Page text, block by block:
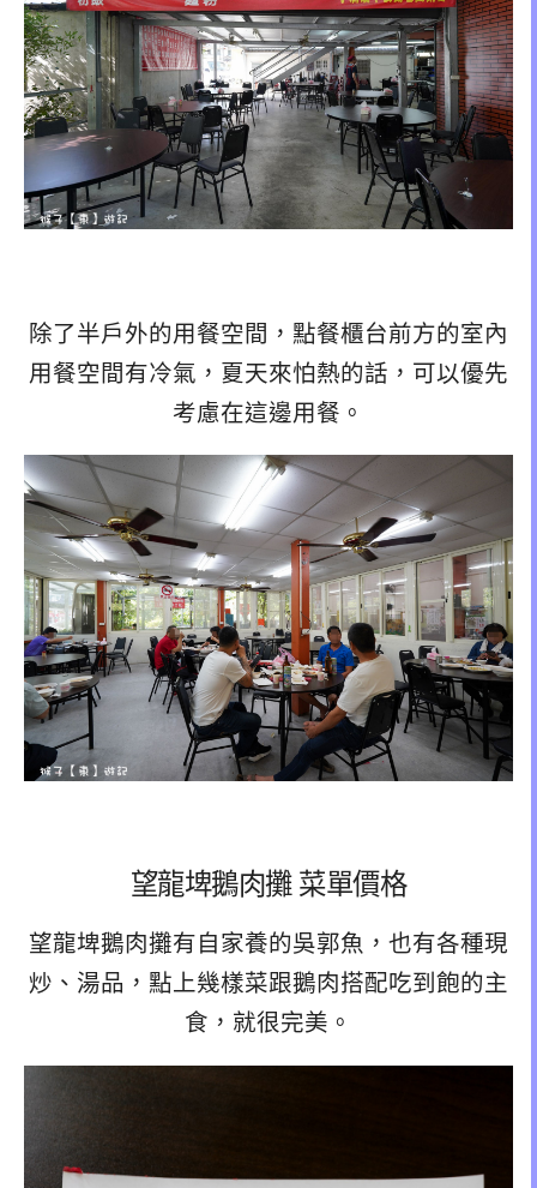
除了半戶外的用餐空間，點餐櫃台前方的室內
用餐空間有冷氣，夏天來怕熱的話，可以優先
考慮在這邊用餐。
望龍埤鵝肉攤 菜單價格
望龍埤鵝肉攤有自家養的吳郭魚，也有各種現
炒、湯品，點上幾樣菜跟鵝肉搭配吃到飽的主
食，就很完美。